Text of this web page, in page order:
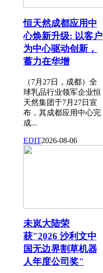
恒天然成都应用中
心焕新升级: 以客户
为中心驱动创新，
蓄力在华增
（7月27日，成都）全
球乳品行业领军企业恒
天然集团于7月27日宣
布，其成都应用中心完
成...
EDIT2026-08-06
未岚大陆荣
获"2026 沙利文中
国无边界割草机器
人年度公司奖"